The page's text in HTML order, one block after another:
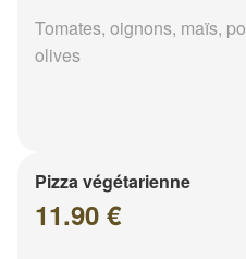
Tomates, oignons, maïs,
olives
Pizza végétarienne
11.90 €